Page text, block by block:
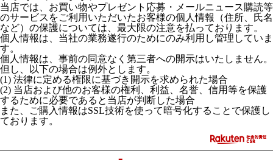
当店では、お買い物やプレゼント応募・メールニュース購読等
のサービスをご利用いただいたお客様の個人情報（住所、氏名
など）の保護については、最大限の注意を払っております。
個人情報は、当社の業務遂行のためにのみ利用し管理していま
す。
個人情報は、事前の同意なく第三者への開示はいたしません。
但し、以下の場合は例外とします。
(1) 法律に定める権限に基づき開示を求められた場合
(2) 当店および他のお客様の権利、利益、名誉、信用等を保護
するために必要であると当店が判断した場合
また、ご購入情報はSSL技術を使って暗号化することで保護し
ております。